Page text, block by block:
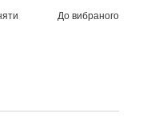
До вибраного